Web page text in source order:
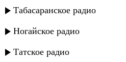
Табасаранское радио
Ногайское радио
Татское радио
Аслан Идрисов - Моя